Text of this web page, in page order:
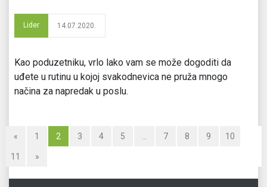
Lider 14.07.2020.
Kao poduzetniku, vrlo lako vam se može dogoditi da
uđete u rutinu u kojoj svakodnevica ne pruža mnogo
načina za napredak u poslu.
« 1 2 3 4 5 7 8 9 10
11 »